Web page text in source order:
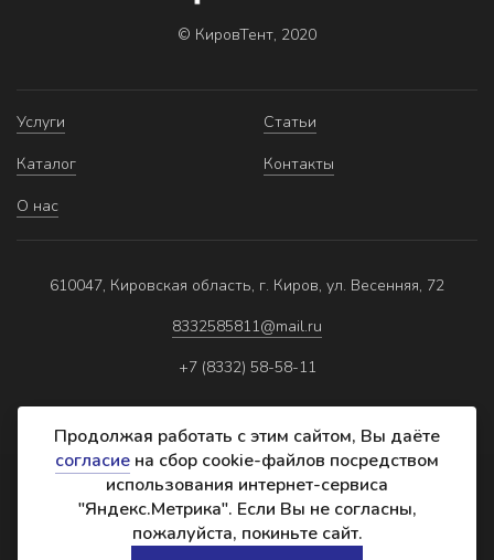
© КировТент, 2020
Услуги
Каталог
О нас
Статьи
Контакты
610047, Кировская область, г. Киров, ул. Весенняя, 72
8332585811@mail.ru
+7 (8332) 58-58-11
Политика обработки персональных данных
Реквизиты
Продолжая работать с этим сайтом, Вы даёте
согласие на сбор cookie-файлов посредством
использования интернет-сервиса
"Яндекс.Метрика". Если Вы не согласны,
пожалуйста, покиньте сайт.